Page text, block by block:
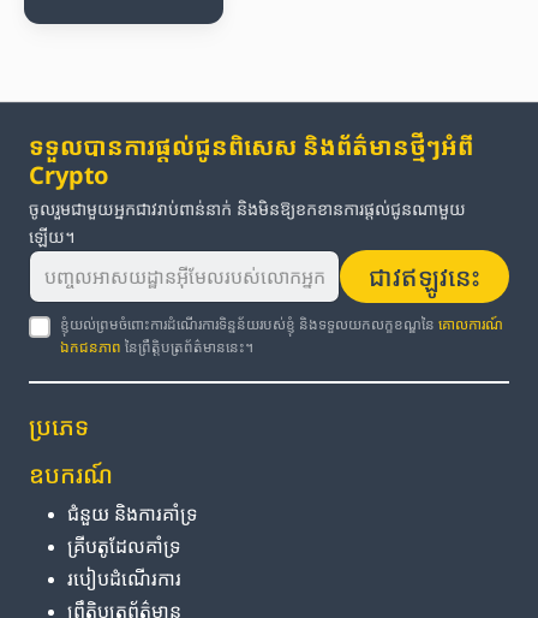
ទទួលបានការផ្តល់ជូនពិសេស និងព័ត៌មានថ្មីៗអំពី
Crypto
ចូលរួមជាមួយអ្នកជាវរាប់ពាន់នាក់ និងមិនឱ្យខកខានការផ្តល់ជូនណាមួយ
ឡើយ។
ជាវឥឡូវនេះ
ខ្ញុំយល់ព្រមចំពោះការដំណើរការទិន្នន័យរបស់ខ្ញុំ និងទទួលយកលក្ខខណ្ឌនៃគោលការណ៍
ឯកជនភាព នៃព្រឹត្តិបត្រព័ត៌មាននេះ។
ប្រភេទ
ឧបករណ៍
ជំនួយ និង​ការ​គាំទ្រ
គ្រីបតូ​ដែល​គាំទ្រ
របៀប​ដំណើរការ
ព្រឹត្តិបត្រ​ព័ត៌មាន